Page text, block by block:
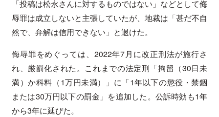
「投稿は松永さんに対するものではない」などとして侮
辱罪は成立しないと主張していたが、地裁は「甚だ不自
然で、弁解は信用できない」と退けた。
侮辱罪をめぐっては、2022年7月に改正刑法が施行さ
れ、厳罰化された。これまでの法定刑「拘留（30日未
満）か科料（1万円未満）」に「1年以下の懲役・禁錮
または30万円以下の罰金」を追加した。公訴時効も1年
から3年に延びた。